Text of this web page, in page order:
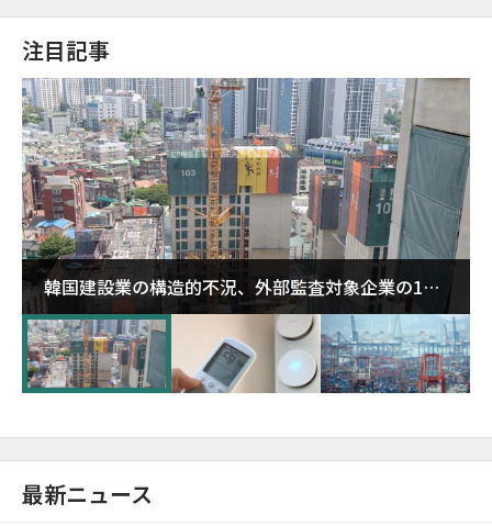
注目記事
韓国建設業の構造的不況、外部監査対象企業の1割
超が「ゾンビ企業」に…5年で2.8倍増
最新ニュース